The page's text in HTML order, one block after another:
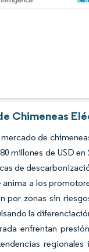
Chimeneas
de
millones de USD
de
a los
por zonas sin
la
enfrentan